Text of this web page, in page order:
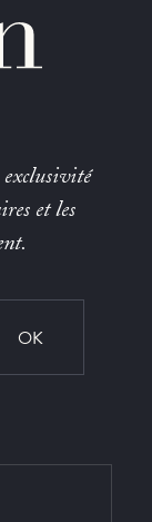
exclusivité
et les
OK